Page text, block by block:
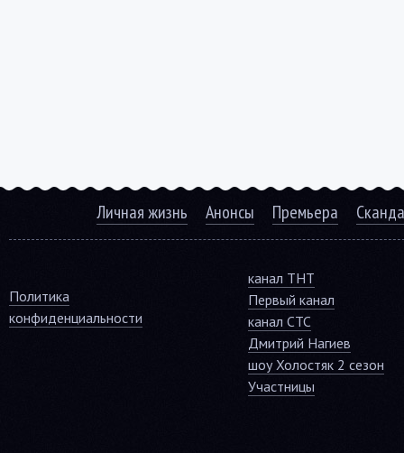
Личная жизнь Анонсы Премьера
Политика
конфиденциальности
канал ТНТ
Первый канал
канал СТС
Дмитрий Нагиев
шоу Холостяк 2 сезон
Участницы